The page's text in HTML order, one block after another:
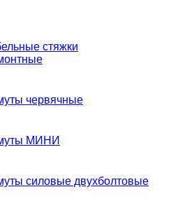
стяжки
червячные
МИНИ
силовые двухболтовые